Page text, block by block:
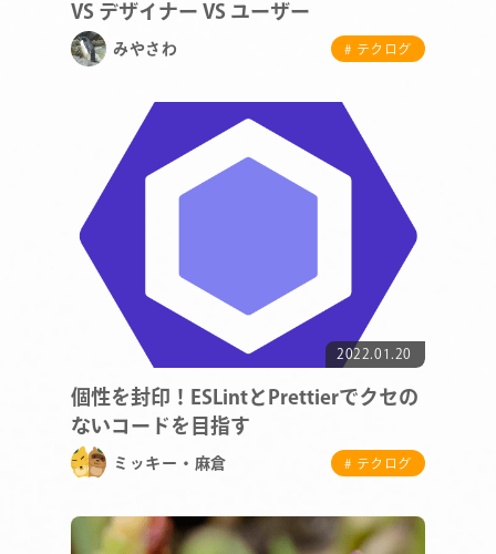
VS デザイナー VS ユーザー
みやさわ # テクログ
2022.01.20
個性を封印！ESLintとPrettierでクセの
ないコードを目指す
ミッキー・麻倉 # テクログ